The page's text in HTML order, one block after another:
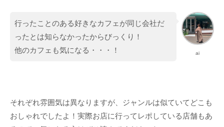
ai
行ったことのある好きなカフェが同じ会社だ
ったとは知らなかったからびっくり！
他のカフェも気になる・・・！
それぞれ雰囲気は異なりますが、ジャンルは似ていてどこも
おしゃれでしたよ！実際お店に行ってレポしている店舗もあ